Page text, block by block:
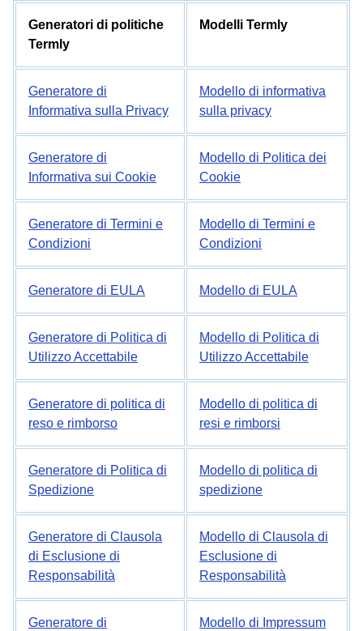
Generatori di politiche
Termly
Modelli Termly
Generatore di
Informativa sulla Privacy
Modello di informativa
sulla privacy
Generatore di
Informativa sui Cookie
Modello di Politica dei
Cookie
Generatore di Termini e
Condizioni
Modello di Termini e
Condizioni
Generatore di EULA Modello di EULA
Generatore di Politica di
Utilizzo Accettabile
Modello di Politica di
Utilizzo Accettabile
Generatore di politica di
reso e rimborso
Modello di politica di
resi e rimborsi
Generatore di Politica di
Spedizione
Modello di politica di
spedizione
Generatore di Clausola
di Esclusione di
Responsabilità
Modello di Clausola di
Esclusione di
Responsabilità
Generatore di
Modello di Impressum